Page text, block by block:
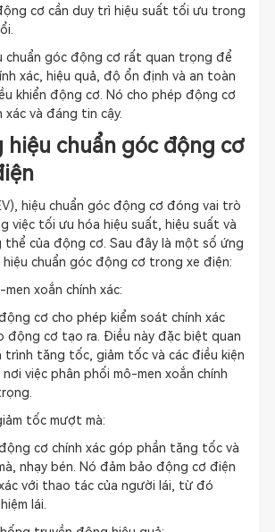
cơ cần duy trì hiệu suất tối ưu trong
chuẩn góc động cơ rất quan trọng để
xác, hiệu quả, độ ổn định và an toàn
khiển động cơ. Nó cho phép động cơ
và đáng tin cậy.
hiệu chuẩn góc động cơ
hiệu chuẩn góc động cơ đóng vai trò
việc tối ưu hóa hiệu suất, hiệu suất và
của động cơ. Sau đây là một số ứng
chuẩn góc động cơ trong xe điện:
xoắn chính xác:
cơ cho phép kiểm soát chính xác
động cơ tạo ra. Điều này đặc biệt quan
tăng tốc, giảm tốc và các điều kiện
nơi việc phân phối mô-men xoắn chính
tốc mượt mà:
cơ chính xác góp phần tăng tốc và
nhạy bén. Nó đảm bảo động cơ điện
với thao tác của người lái, từ đó
lái.